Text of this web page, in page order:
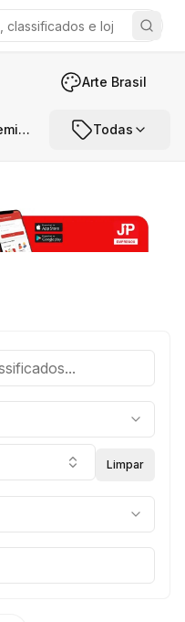
Arte Brasil
Moda Feminina Todas
Limpar